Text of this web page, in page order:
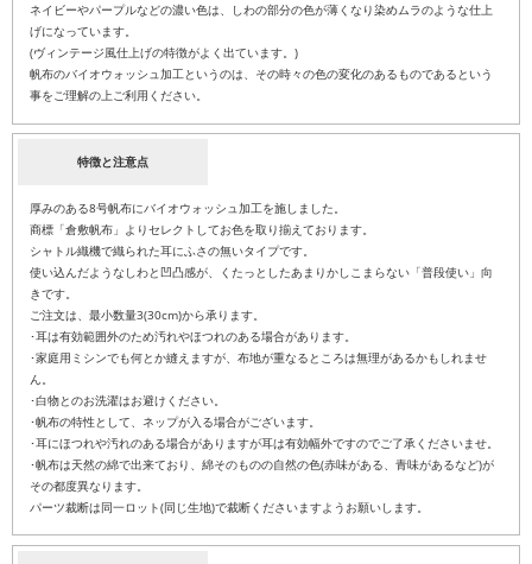
ネイビーやパープルなどの濃い色は、しわの部分の色が薄くなり染めムラのような仕上
げになっています。
(ヴィンテージ風仕上げの特徴がよく出ています。)
帆布のバイオウォッシュ加工というのは、その時々の色の変化のあるものであるという
事をご理解の上ご利用ください。
特徴と注意点
厚みのある8号帆布にバイオウォッシュ加工を施しました。
商標「倉敷帆布」よりセレクトしてお色を取り揃えております。
シャトル織機で織られた耳にふさの無いタイプです。
使い込んだようなしわと凹凸感が、くたっとしたあまりかしこまらない「普段使い」向
きです。
ご注文は、最小数量3(30cm)から承ります。
･耳は有効範囲外のため汚れやほつれのある場合があります。
･家庭用ミシンでも何とか縫えますが、布地が重なるところは無理があるかもしれませ
ん。
･白物とのお洗濯はお避けください。
･帆布の特性として、ネップが入る場合がございます。
･耳にほつれや汚れのある場合がありますが耳は有効幅外ですのでご了承くださいませ。
･帆布は天然の綿で出来ており、綿そのものの自然の色(赤味がある、青味があるなど)が
その都度異なります。
パーツ裁断は同一ロット(同じ生地)で裁断くださいますようお願いします。